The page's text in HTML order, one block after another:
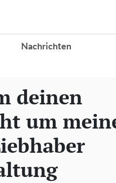
Nachrichten
deinen
um